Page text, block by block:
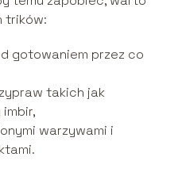
trików:
gotowaniem przez co
takich jak
warzywami i